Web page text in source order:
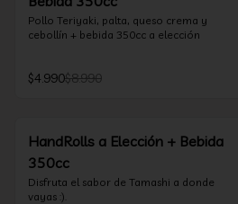
Pollo Teriyaki, palta, queso crema y
cebollín + bebida 350cc a elección
$4.990$8.990
HandRolls a Elección + Bebida
350cc
Disfruta el sabor de Tamashi a donde
vayas :).